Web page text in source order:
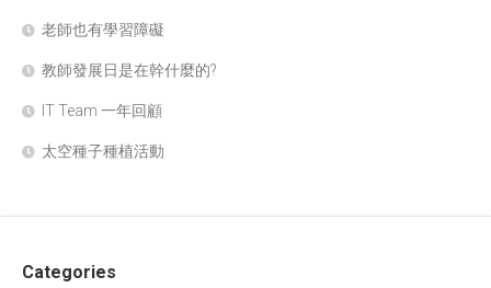
老師也有學習障礙
教師發展日是在幹什麼的?
IT Team 一年回顧
太空種子種植活動
Categories